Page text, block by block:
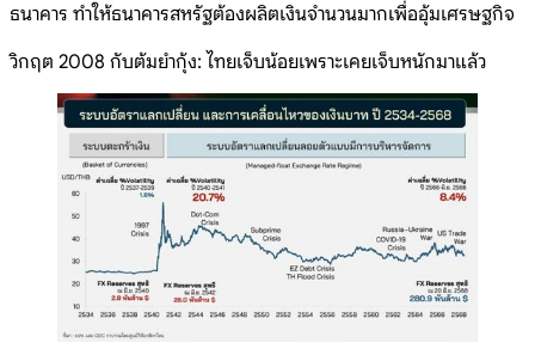
ธนาคาร ทำให้ธนาคารสหรัฐต้องผลิตเงินจำนวนมากเพื่ออุ้มเศรษฐกิจ
วิกฤต 2008 กับต้มยำกุ้ง: ไทยเจ็บน้อยเพราะเคยเจ็บหนักมาแล้ว